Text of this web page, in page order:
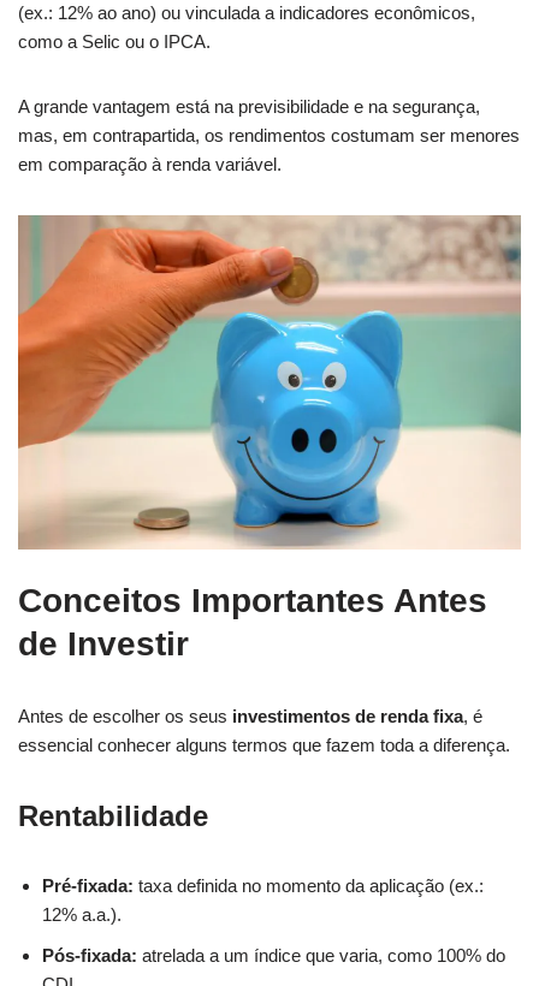
(ex.: 12% ao ano) ou vinculada a indicadores econômicos,
como a Selic ou o IPCA.
A grande vantagem está na previsibilidade e na segurança,
mas, em contrapartida, os rendimentos costumam ser menores
em comparação à renda variável.
Conceitos Importantes Antes
de Investir
Antes de escolher os seus investimentos de renda fixa, é
essencial conhecer alguns termos que fazem toda a diferença.
Rentabilidade
Pré-fixada: taxa definida no momento da aplicação (ex.:
12% a.a.).
Pós-fixada: atrelada a um índice que varia, como 100% do